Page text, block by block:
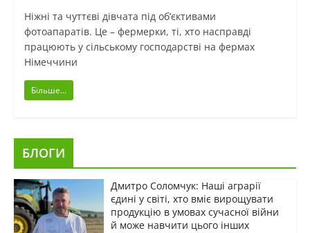
Ніжні та чуттєві дівчата під об’єктивами
фотоапаратів. Це – фермерки, ті, хто насправді
працюють у сільському господарстві на фермах
Німеччини
Більше...
БЛОГИ
Дмитро Соломчук: Наші аграрії
єдині у світі, хто вміє вирощувати
продукцію в умовах сучасної війни
й може навчити цього інших